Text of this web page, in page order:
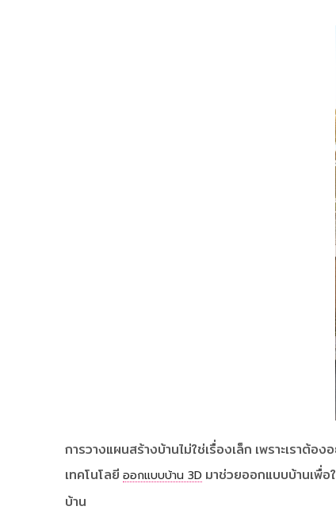
การวางแผนสร้างบ้านไม่ใช่เรื่องเล็ก เพราะเรา
เทคโนโลยี ออกแบบบ้าน 3D มาช่วยออกแบบบ้านเพื่อ
บ้าน